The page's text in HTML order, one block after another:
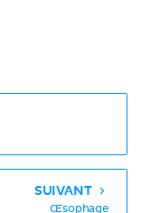
SUIVANT
Œsophage